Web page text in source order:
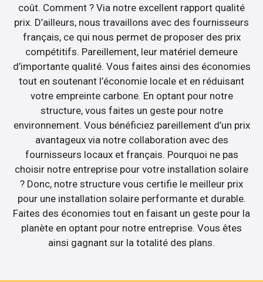
coût. Comment ? Via notre excellent rapport qualité
prix. D’ailleurs, nous travaillons avec des fournisseurs
français, ce qui nous permet de proposer des prix
compétitifs. Pareillement, leur matériel demeure
d’importante qualité. Vous faites ainsi des économies
tout en soutenant l’économie locale et en réduisant
votre empreinte carbone. En optant pour notre
structure, vous faites un geste pour notre
environnement. Vous bénéficiez pareillement d’un prix
avantageux via notre collaboration avec des
fournisseurs locaux et français. Pourquoi ne pas
choisir notre entreprise pour votre installation solaire
? Donc, notre structure vous certifie le meilleur prix
pour une installation solaire performante et durable.
Faites des économies tout en faisant un geste pour la
planète en optant pour notre entreprise. Vous êtes
ainsi gagnant sur la totalité des plans.